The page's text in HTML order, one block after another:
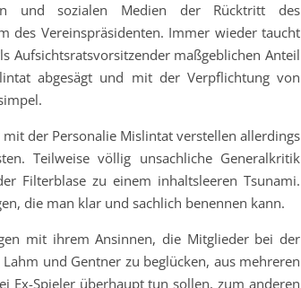
und sozialen Medien der Rücktritt des
des Vereinspräsidenten. Immer wieder taucht
Aufsichtsratsvorsitzender maßgeblichen Anteil
abgesägt und mit der Verpflichtung von
der Personalie Mislintat verstellen allerdings
Teilweise völlig unsachliche Generalkritik
Filterblase zu einem inhaltsleeren Tsunami.
die man klar und sachlich benennen kann.
mit ihrem Ansinnen, die Mitglieder bei der
und Gentner zu beglücken, aus mehreren
Ex-Spieler überhaupt tun sollen, zum anderen